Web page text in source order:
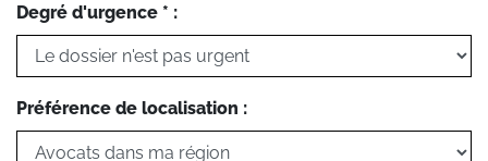
Degré d'urgence * :
Préférence de localisation :